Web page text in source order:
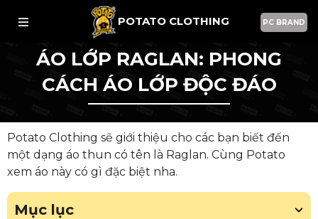
POTATO CLOTHING PC BRAND
ÁO LỚP RAGLAN: PHONG
CÁCH ÁO LỚP ĐỘC ĐÁO
Potato Clothing sẽ giới thiệu cho các bạn biết đến
một dạng áo thun có tên là Raglan. Cùng Potato
xem áo này có gì đặc biệt nha.
Mục lục